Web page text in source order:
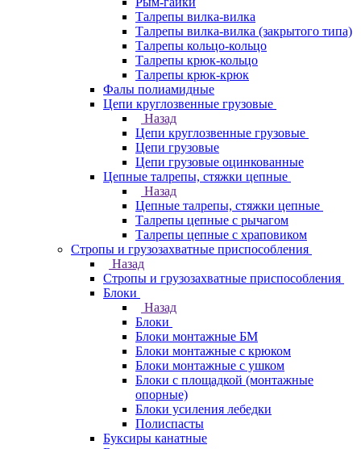
Талрепы вилка-вилка
Талрепы вилка-вилка (закрытого типа)
Талрепы кольцо-кольцо
Талрепы крюк-кольцо
Талрепы крюк-крюк
Фалы полиамидные
Цепи круглозвенные грузовые
Назад
Цепи круглозвенные грузовые
Цепи грузовые
Цепи грузовые оцинкованные
Цепные талрепы, стяжки цепные
Назад
Цепные талрепы, стяжки цепные
Талрепы цепные с рычагом
Талрепы цепные с храповиком
Стропы и грузозахватные приспособления
Назад
Стропы и грузозахватные приспособления
Блоки
Назад
Блоки
Блоки монтажные БМ
Блоки монтажные с крюком
Блоки монтажные с ушком
Блоки с площадкой (монтажные
опорные)
Блоки усиления лебедки
Полиспасты
Буксиры канатные